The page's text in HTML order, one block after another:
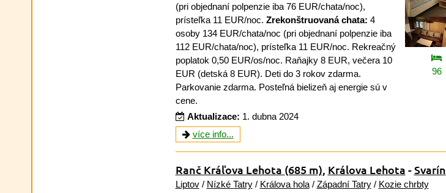
96
(pri objednaní polpenzie iba 76 EUR/chata/noc),
prísteľka 11 EUR/noc. Zrekonštruovaná chata: 4
osoby 134 EUR/chata/noc (pri objednaní polpenzie iba
112 EUR/chata/noc), prísteľka 11 EUR/noc. Rekreačný
poplatok 0,50 EUR/os/noc. Raňajky 8 EUR, večera 10
EUR (detská 8 EUR). Deti do 3 rokov zdarma.
Parkovanie zdarma. Posteľná bielizeň aj energie sú v
cene.
Aktualizace: 1. dubna 2024
více info...
Ranč Kráľova Lehota (685 m) Králova Lehota -Svarín
Liptov/ Nízké Tatry/ Králova hola/ Západní Tatry/ Kozie chrbty